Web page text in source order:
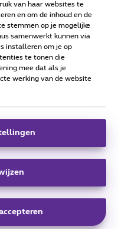
statement
Proximus
conform het
van haar websites te
en om de inhoud en de
stemmen op je mogelijke
samenwerkt kunnen via
installeren om je op
te tonen die
mee dat als je
werking van de website